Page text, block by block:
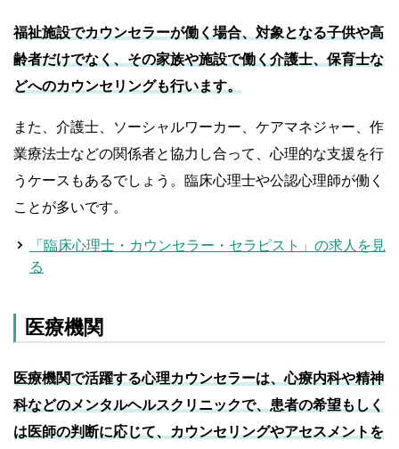
福祉施設でカウンセラーが働く場合、対象となる子供や高
齢者だけでなく、その家族や施設で働く介護士、保育士な
どへのカウンセリングも行います。
また、介護士、ソーシャルワーカー、ケアマネジャー、作
業療法士などの関係者と協力し合って、心理的な支援を行
うケースもあるでしょう。臨床心理士や公認心理師が働く
ことが多いです。
「臨床心理士・カウンセラー・セラピスト」の求人を見
る
医療機関
医療機関で活躍する心理カウンセラーは、心療内科や精神
科などのメンタルヘルスクリニックで、患者の希望もしく
は医師の判断に応じて、カウンセリングやアセスメントを